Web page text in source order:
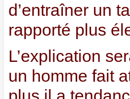
d’entraîner un
rapporté plus
L’explication
un homme fait